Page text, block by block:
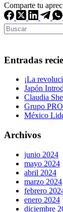
Comparte tu
resultados
Entradas
¡La
Japón
Claudia
Grupo
México
Archivos
junio 2024
mayo 2024
abril 2024
marzo 2024
febrero
enero 2024
diciembre